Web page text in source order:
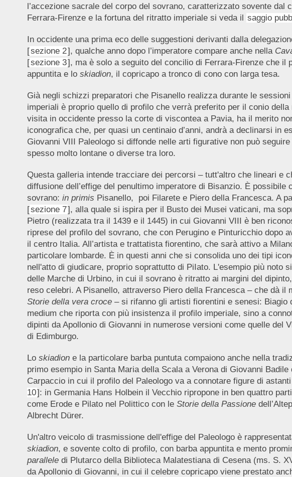
l’accezione sacrale del corpo del sovrano, caratterizzato sovente
Ferrara-Firenze e la fortuna del ritratto imperiale si veda il saggio
In occidente una prima eco delle suggestioni derivanti dalla
[sezione 2], qualche anno dopo l’imperatore compare anche nella
[sezione 3], ma è solo a seguito del concilio di Ferrara-Firenze che
appuntita e lo skiadion, il copricapo a tronco di cono con larga tesa.
Già negli schizzi preparatori che Pisanello realizza durante le
imperiali è proprio quello di profilo che verrà preferito per il conio
visita in occidente presso la corte di viscontea a Pavia, ha il merito
iconografica che, per quasi un centinaio d’anni, andrà a declinarsi
Giovanni VIII Paleologo si diffonde nelle arti figurative non può
spesso molto lontane o diverse tra loro.
Questa galleria intende tracciare dei percorsi – tutt'altro che lineari e
diffusione dell’effige del penultimo imperatore di Bisanzio. È
sovrano: in primis Pisanello, poi Filarete e Piero della Francesca. A
[sezione 7], alla quale si ispira per il Busto dei Musei vaticani, ma
Pietro (realizzata tra il 1439 e il 1445) in cui Giovanni VIII è ben
riprese del profilo del sovrano, che con Perugino e Pinturicchio dopo
il centro Italia. All’artista e trattatista fiorentino, che sarà attivo a
particolare lombarde. È in questi anni che si consolida uno dei tipi
nell'atto di giudicare, proprio soprattutto di PiIato. L'esempio più noto
delle Marche di Urbino, in cui il sovrano è ritratto ai margini del
reso celebri. A Pisanello, attraverso Piero della Francesca – che dà
Storie della vera croce– si rifanno gli artisti fiorentini e senesi: Biagio
medium che riporta con più insistenza il profilo imperiale, sino a
dipinti da Apollonio di Giovanni in numerose versioni come quelle del
di Edimburgo.
Lo skiadione la particolare barba puntuta compaiono anche nella
primo esempio in Santa Maria della Scala a Verona di Giovanni
Carpaccio in cui il profilo del Paleologo va a connotare figure di
10]: in Germania Hans Holbein il Vecchio ripropone in ben quattro
come Erode e Pilato nel Polittico con le Storie della Passione
Albrecht Dürer.
Un'altro veicolo di trasmissione dell'effige del Paleologo è
skiadion, e sovente colto di profilo, con barba appuntita e mento
paralleledi Plutarco della Biblioteca Malatestiana di Cesena (ms. S.
da Apollonio di Giovanni, in cui il celebre copricapo viene prestato